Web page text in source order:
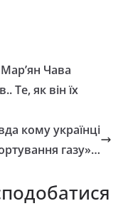
Чава
Те, як він їх
кому українці
гaзy»…